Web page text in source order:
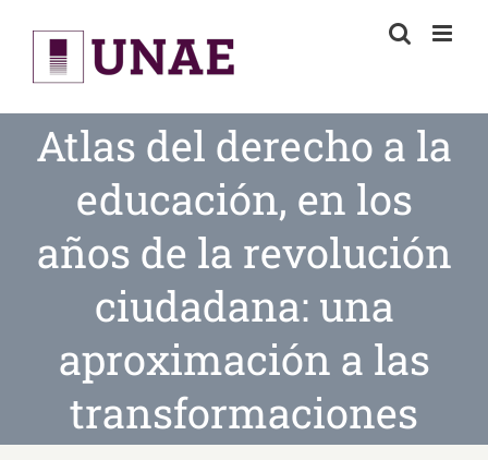
content
Atlas del derecho a la
educación, en los
años de la revolución
ciudadana: una
aproximación a las
transformaciones